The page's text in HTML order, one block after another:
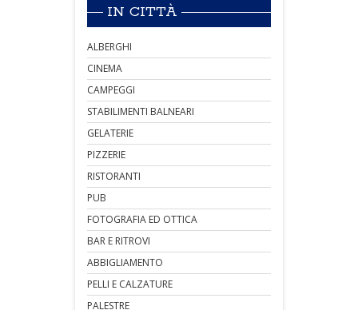
IN CITTÀ
ALBERGHI
CINEMA
CAMPEGGI
STABILIMENTI BALNEARI
GELATERIE
PIZZERIE
RISTORANTI
PUB
FOTOGRAFIA ED OTTICA
BAR E RITROVI
ABBIGLIAMENTO
PELLI E CALZATURE
PALESTRE